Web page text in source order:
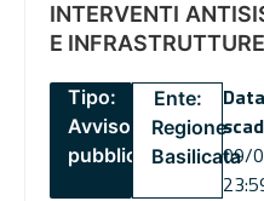
INTERVENTI
E
Tipo:
Avviso
pubblico
Ente:
Regione
Basilicata
09/